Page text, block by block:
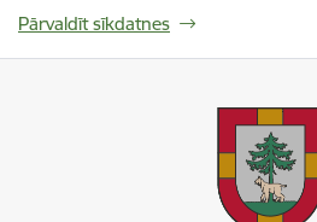
Pārvaldīt sīkdatnes